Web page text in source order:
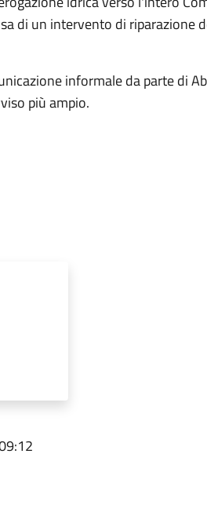
di un intervento di riparazione
informale da parte di
più ampio.